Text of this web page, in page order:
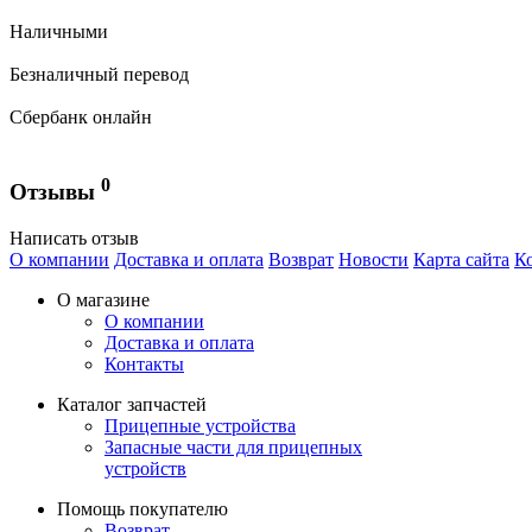
Наличными
Безналичный перевод
Сбербанк онлайн
Отзывы 0
Написать отзыв
О компании Доставка и оплата Возврат Новости Карта сайта
О магазине
О компании
Доставка и оплата
Контакты
Каталог запчастей
Прицепные устройства
Запасные части для прицепных
устройств
Помощь покупателю